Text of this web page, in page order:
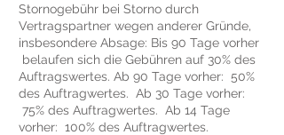
Stornogebühr bei Storno durch
Vertragspartner wegen anderer Gründe,
insbesondere Absage: Bis 90 Tage vorher
belaufen sich die Gebühren auf 30% des
Auftragswertes. Ab 90 Tage vorher: 50%
des Auftragwertes. Ab 30 Tage vorher:
75% des Auftragwertes. Ab 14 Tage
vorher: 100% des Auftragwertes.